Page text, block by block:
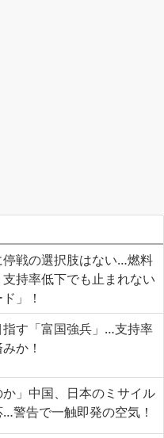
停戦の選択肢はない…燃料
持率低下でも止まれない
」！
す「富国強兵」…支持率
か！
か」中国、日本のミサイル
警告で一触即発の空気！